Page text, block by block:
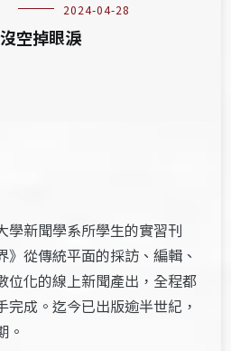
2024-04-28
空掉眼淚
學新聞學系所學生的實習刊
從傳統平面的採訪、編輯、
位化的線上新聞產出，全程都
成。迄今已出版逾半世紀，
。